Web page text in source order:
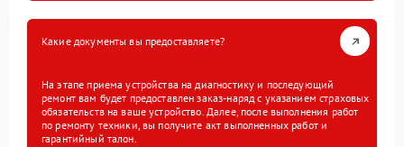
Какие документы вы предоставляете?
На этапе приема устройства на диагностику и последующий
ремонт вам будет предоставлен заказ-наряд с указанием страховых
обязательств на ваше устройство. Далее, после выполнения работ
по ремонту техники, вы получите акт выполненных работ и
гарантийный талон.